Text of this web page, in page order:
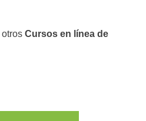
otros Cursos en línea de